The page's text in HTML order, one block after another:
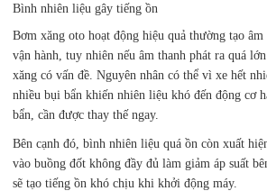
Bình nhiên liệu gây tiếng ồn
Bơm xăng oto hoạt động hiệu quả thường tạo
vận hành, tuy nhiên nếu âm thanh phát ra quá
xăng có vấn đề. Nguyên nhân có thể vì xe hết
nhiều bụi bẩn khiến nhiên liệu khó đến động cơ
bẩn, cần được thay thế ngay.
Bên cạnh đó, bình nhiên liệu quá ồn còn xuất
vào buồng đốt không đầy đủ làm giảm áp suất
sẽ tạo tiếng ồn khó chịu khi khởi động máy.